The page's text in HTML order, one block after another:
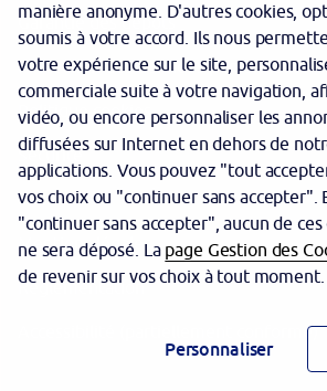
Garantie des dépôts
Protection des données personnelles
Politique cookies
Sécurité
Tarifs
Mentions légales
Réglementation
Accessibilité (partiellement conforme)
manière anonyme. D'autres cookies,
soumis à votre accord. Ils nous
votre expérience sur le site,
commerciale suite à votre navigation,
vidéo, ou encore personnaliser les
diffusées sur Internet en dehors de
applications. Vous pouvez "tout
vos choix ou "continuer sans accepter".
"continuer sans accepter", aucun de
ne sera déposé. La page Gestion des
de revenir sur vos choix à tout moment.
Personnaliser